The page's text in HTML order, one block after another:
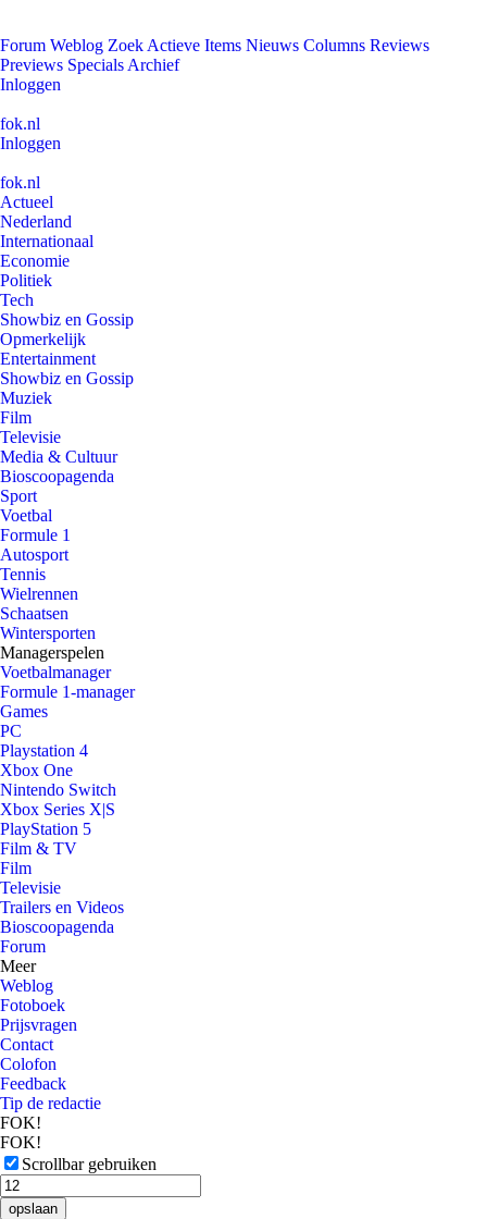
Forum Weblog Zoek Actieve Items Nieuws Columns Reviews
Previews Specials Archief
Inloggen
fok.nl
Inloggen
fok.nl
Actueel
Nederland
Internationaal
Economie
Politiek
Tech
Showbiz en Gossip
Opmerkelijk
Entertainment
Showbiz en Gossip
Muziek
Film
Televisie
Media & Cultuur
Bioscoopagenda
Sport
Voetbal
Formule 1
Autosport
Tennis
Wielrennen
Schaatsen
Wintersporten
Managerspelen
Voetbalmanager
Formule 1-manager
Games
PC
Playstation 4
Xbox One
Nintendo Switch
Xbox Series X|S
PlayStation 5
Film & TV
Film
Televisie
Trailers en Videos
Bioscoopagenda
Forum
Meer
Weblog
Fotoboek
Prijsvragen
Contact
Colofon
Feedback
Tip de redactie
FOK!
FOK!
Scrollbar gebruiken
opslaan